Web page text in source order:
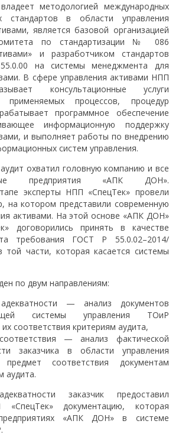
методологией международных
стандартов в области управления
является базовой организацией
по стандартизации № 086
и разработчиком стандартов
на системы менеджмента для
В сфере управления активами НПП
консультационные услуги
процессов, процедур
программное обеспечение
информационную поддержку
и выполняет работы по внедрению
систем управления.
охватил головную компанию и все
предприятия «АПК ДОН».
эксперты НПП «СпецТек» провели
на котором представили современную
активами. На этой основе «АПК ДОН»
договорились принять в качестве
требования ГОСТ Р 55.0.02–2014/
той части, которая касается системы
по двум направлениям:
— анализ документов
системы управления ТОиР
соответствия критериям аудита,
— анализ фактической
заказчика в области управления
соответствия документам
аудита.
заказчик предоставил
документацию, которая
«АПК ДОН» в системе